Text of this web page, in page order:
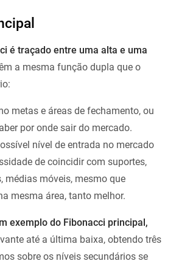
é traçado entre uma alta e uma
a mesma função dupla que o
metas e áreas de fechamento, ou
por onde sair do mercado.
nível de entrada no mercado
de coincidir com suportes,
médias móveis, mesmo que
mesma área, tanto melhor.
exemplo do Fibonacci principal,
até a última baixa, obtendo três
sobre os níveis secundários se